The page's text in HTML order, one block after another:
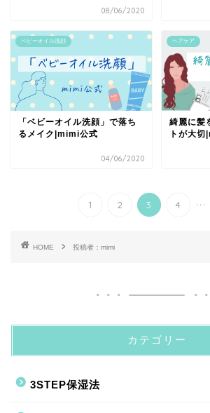
08/06/2020
ベビーオイル洗顔
「ベビーオイル洗顔」で落ち
るメイク|mimi公式
04/06/2020
ヘアケア
綺麗に髪
トが大
1 2 3 4 ...
HOME 投稿者：mimi
カテゴリー
3STEP保湿法